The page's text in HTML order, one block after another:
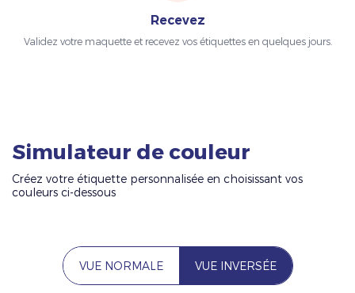
Recevez
Validez votre maquette et recevez vos étiquettes en quelques jours.
Simulateur de couleur
Créez votre étiquette personnalisée en choisissant vos
couleurs ci-dessous
VUE NORMALE VUE INVERSÉE